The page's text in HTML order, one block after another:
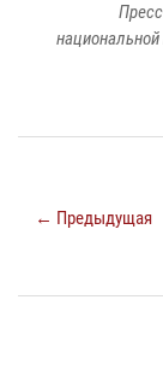
← Предыдущая